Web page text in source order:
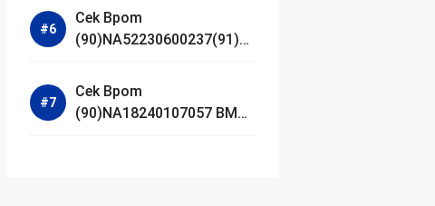
Madagascar Centella
Ampoule Foam
Cek Bpom
(90)NA52230600237(91)09
De Parfum
Cek Bpom
(90)NA18240107057 BMG